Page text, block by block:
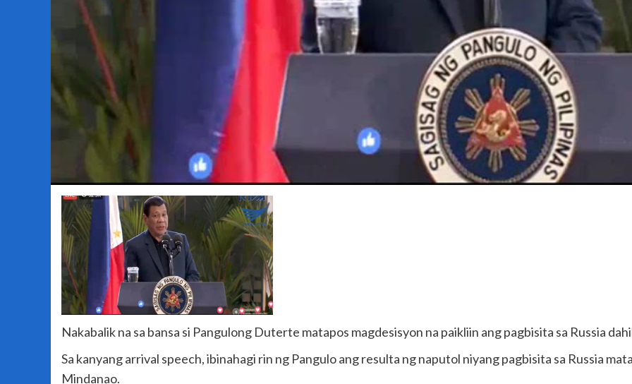
Nakabalik na sa bansa si Pangulong Duterte matapos magdesisyon na paikliin ang pagbisita sa Russia
Sa kanyang arrival speech, ibinahagi rin ng Pangulo ang resulta ng naputol niyang pagbisita sa Russia
Mindanao.